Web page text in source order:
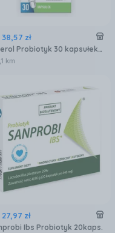
38,57 zł
Enterol Probiotyk 30 kapsułek 250 mg
km
27,97 zł
Ibs Probiotyk 20kaps.